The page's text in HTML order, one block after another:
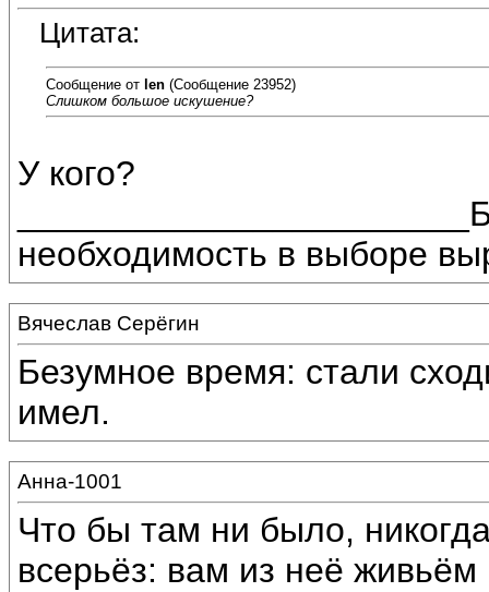
Цитата:
Сообщение от len (Сообщение 23952)
Слишком большое искушение?
У кого?
необходимость в выборе
Вячеслав Серёгин
Безумное время: стали
имел.
Анна-1001
Что бы там ни было,
всерьёз: вам из неё